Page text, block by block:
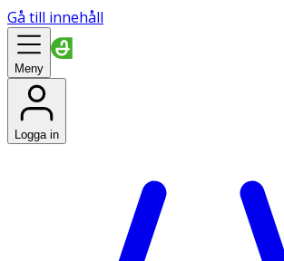
Gå till innehåll
Meny
Logga in